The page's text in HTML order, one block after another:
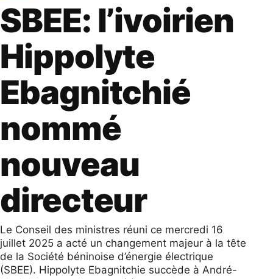
SBEE: l’ivoirien
Hippolyte
Ebagnitchié
nommé
nouveau
directeur
Le Conseil des ministres réuni ce mercredi 16
juillet 2025 a acté un changement majeur à la tête
de la Société béninoise d’énergie électrique
(SBEE). Hippolyte Ebagnitchie succède à André-